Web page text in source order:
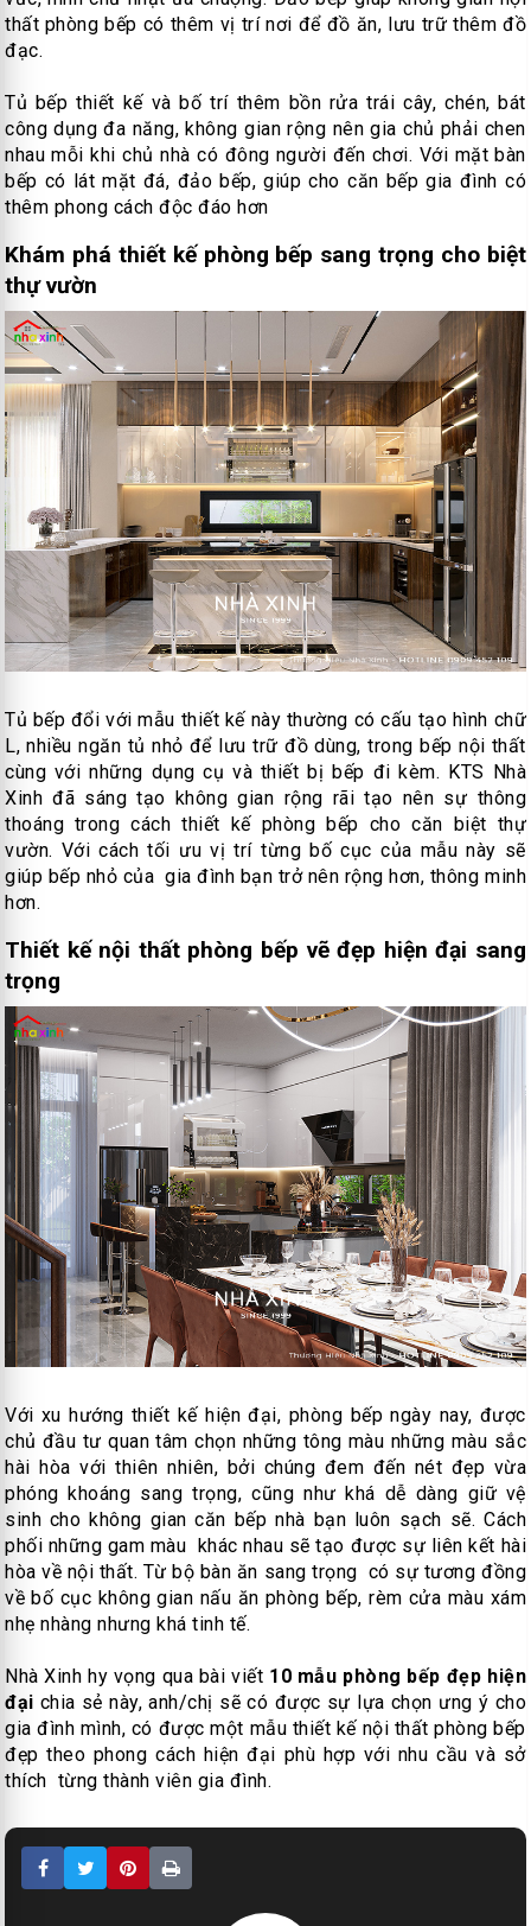
thất phòng bếp có thêm vị trí nơi để đồ ăn, lưu trữ thêm đồ
đạc.
Tủ bếp thiết kế và bố trí thêm bồn rửa trái cây, chén, bát
công dụng đa năng, không gian rộng nên gia chủ phải chen
nhau mỗi khi chủ nhà có đông người đến chơi. Với mặt bàn
bếp có lát mặt đá, đảo bếp, giúp cho căn bếp gia đình có
thêm phong cách độc đáo hơn
Khám phá thiết kế phòng bếp sang trọng cho biệt
thự vườn
Tủ bếp đổi với mẫu thiết kế này thường có cấu tạo hình chữ
L, nhiều ngăn tủ nhỏ để lưu trữ đồ dùng, trong bếp nội thất
cùng với những dụng cụ và thiết bị bếp đi kèm. KTS Nhà
Xinh đã sáng tạo không gian rộng rãi tạo nên sự thông
thoáng trong cách thiết kế phòng bếp cho căn biệt thự
vườn. Với cách tối ưu vị trí từng bố cục của mẫu này sẽ
giúp bếp nhỏ của gia đình bạn trở nên rộng hơn, thông minh
hơn.
Thiết kế nội thất phòng bếp vẽ đẹp hiện đại sang
trọng
Với xu hướng thiết kế hiện đại, phòng bếp ngày nay, được
chủ đầu tư quan tâm chọn những tông màu những màu sắc
hài hòa với thiên nhiên, bởi chúng đem đến nét đẹp vừa
phóng khoáng sang trọng, cũng như khá dễ dàng giữ vệ
sinh cho không gian căn bếp nhà bạn luôn sạch sẽ. Cách
phối những gam màu khác nhau sẽ tạo được sự liên kết hài
hòa về nội thất. Từ bộ bàn ăn sang trọng có sự tương đồng
về bố cục không gian nấu ăn phòng bếp, rèm cửa màu xám
nhẹ nhàng nhưng khá tinh tế.
Nhà Xinh hy vọng qua bài viết 10 mẫu phòng bếp đẹp hiện
đại chia sẻ này, anh/chị sẽ có được sự lựa chọn ưng ý cho
gia đình mình, có được một mẫu thiết kế nội thất phòng bếp
đẹp theo phong cách hiện đại phù hợp với nhu cầu và sở
thích từng thành viên gia đình.